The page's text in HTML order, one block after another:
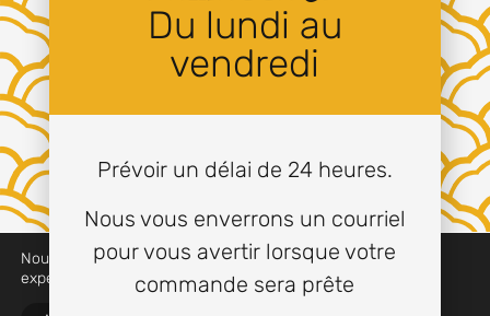
Tous droits réservés © 2024 à ce jour, Saum-Mom.
Conception deGraphix Design Graphique
Nous utilisons des cookies pour vous offrir la meilleure
expérience sur notre site.
Du lundi au
vendredi
Prévoir un délai de 24 heures.
Nous vous enverrons un courriel
pour vous avertir lorsque votre
commande sera prête